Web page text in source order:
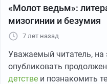
«Молот ведьм»:
мизогинии и безумия
7 лет назад
Уважаемый читатель, на
опубликовать
детстве и познакомить